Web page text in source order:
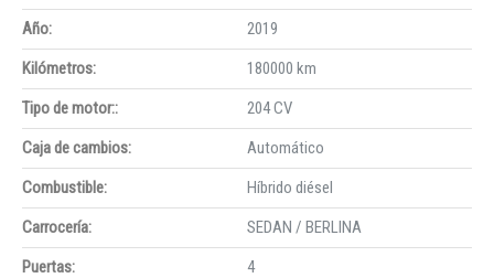
Año:
2019
Kilómetros:
180000 km
Tipo de motor::
204 CV
Caja de cambios:
Automático
Combustible:
Híbrido diésel
Carrocería:
SEDAN / BERLINA
Puertas:
4